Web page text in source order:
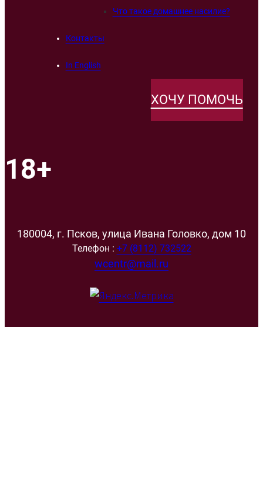
Что такое домашнее насилие?
Контакты
In English
ХОЧУ ПОМОЧЬ
18+
180004, г. Псков, улица Ивана Головко, дом 10
Телефон : +7 (8112) 732522
wcentr@mail.ru